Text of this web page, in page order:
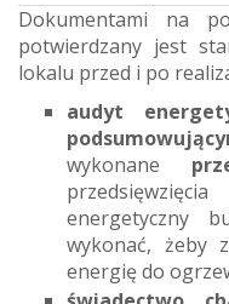
Dokumentami na
potwierdzany jest
lokalu przed i po
audyt
wykonane
energetyczny
wykonać, żeby
energię do